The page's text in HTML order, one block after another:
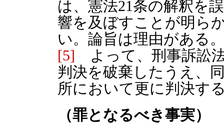
は、憲法21条の解釈を
響を及ぼすことが明ら
い。論旨は理由がある
[5] よって、刑事訴訟
判決を破棄したうえ、
所において更に判決す
（罪となるべき事実）